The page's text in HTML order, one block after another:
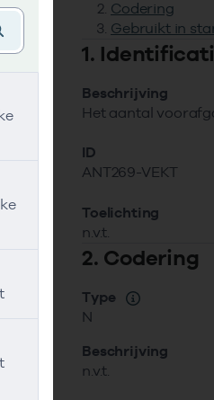
Codering
Gebruikt in
1.
Beschrijving
Het aantal
ID
ANT269-VEKT
Toelichting
n.v.t.
2. Codering
Type
N
Beschrijving
n.v.t.